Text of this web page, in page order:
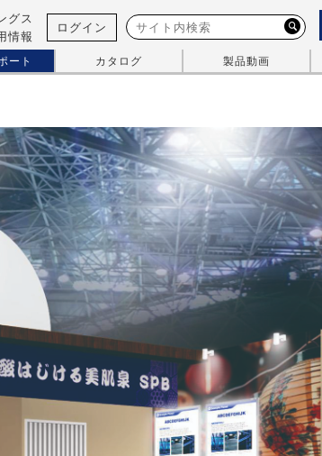
グス
情報
ログイン
ート カタログ 製品動画